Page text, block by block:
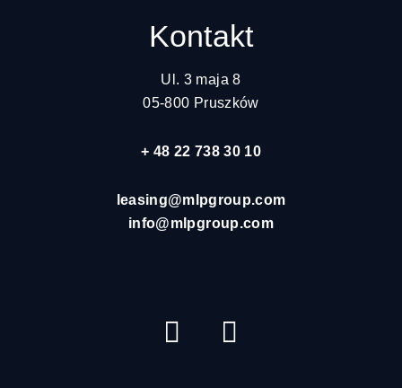
Kontakt
Ul. 3 maja 8
05-800 Pruszków
+ 48 22 738 30 10
leasing@mlpgroup.com
info@mlpgroup.com